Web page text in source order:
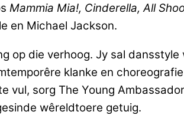
Mammia Mia!, Cinderella, All
en Michael Jackson.
op die verhoog. Jy sal
klanke en
vul, sorg The Young
wêreldtoere getuig.